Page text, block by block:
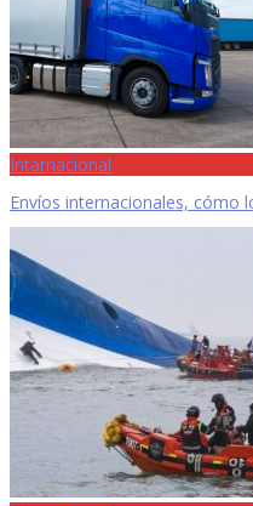
Intarnacional
Envíos internacionales, cómo